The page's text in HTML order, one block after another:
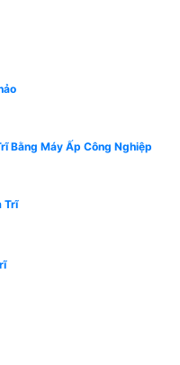
Bằng Máy Ấp Công Nghiệp
Trĩ